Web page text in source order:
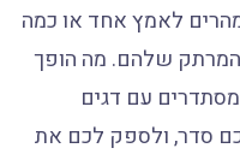
לאמץ אחד או כמה
המרתק שלהם. מה הופך
עם דגים
סדר, ולספק לכם את